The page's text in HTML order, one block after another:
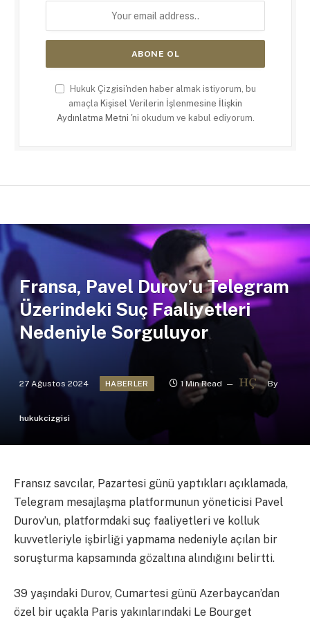
Hukuk Çizgisi'nden haber almak istiyorum, bu
amaçla Kişisel Verilerin İşlenmesine İlişkin
Aydınlatma Metni 'ni okudum ve kabul ediyorum.
Fransa, Pavel Durov’u Telegram
Üzerindeki Suç Faaliyetleri
Nedeniyle Sorguluyor
27 Ağustos 2024 HABERLER 1 Min Read By
hukukcizgisi
Fransız savcılar, Pazartesi günü yaptıkları açıklamada,
Telegram mesajlaşma platformunun yöneticisi Pavel
Durov’un, platformdaki suç faaliyetleri ve kolluk
kuvvetleriyle işbirliği yapmama nedeniyle açılan bir
soruşturma kapsamında gözaltına alındığını belirtti.
39 yaşındaki Durov, Cumartesi günü Azerbaycan’dan
özel bir uçakla Paris yakınlarındaki Le Bourget